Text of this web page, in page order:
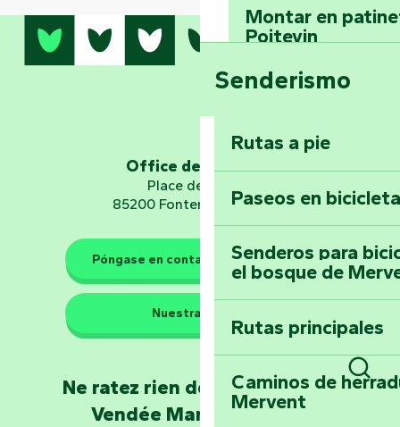
Montar en
Poitevin
Domine los
Vouvant
Embárquese en
Planetario
Los guardianes de la
Llévese a casa
Conviértete en
Senderismo
Rutas a pie
Paseos en
Senderos para
el bosque de
Rutas principales
Caminos de
Mervent
Office de tourisme
Place de Verdun
85200 Fontenay-le-Comte
Póngase en contacto con nosotros
Nuestras sedes
Ne ratez rien de l'actualité en
Vendée Marais Poitevin